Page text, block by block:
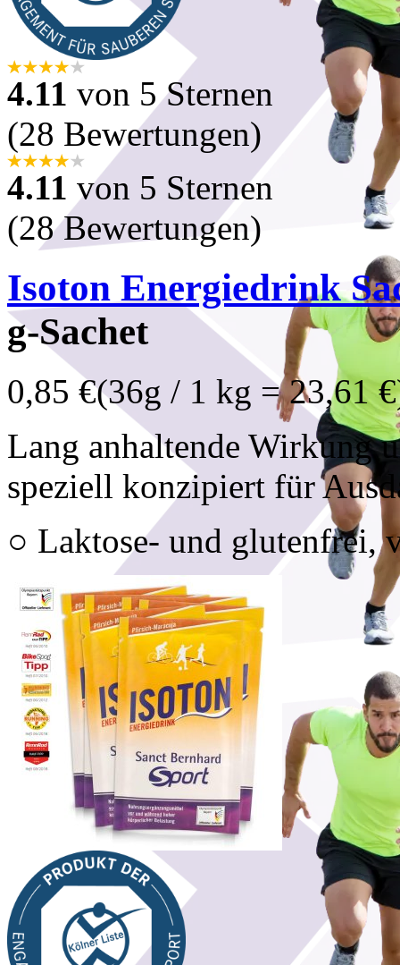
4.11 von 5 Sternen
(28 Bewertungen)
4.11 von 5 Sternen
(28 Bewertungen)
Isoton Energiedrink
g-Sachet
0,85 €(36g / 1 kg = 23,61
Lang anhaltende Wirkung
speziell konzipiert für
○ Laktose- und glutenfrei,